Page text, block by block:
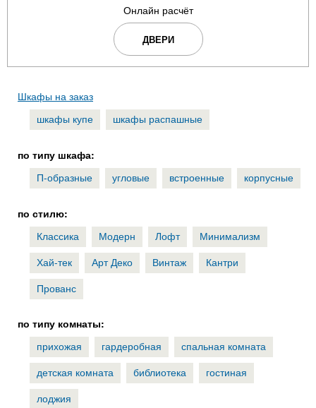
Онлайн расчёт
ДВЕРИ
Шкафы на заказ
шкафы купе
шкафы распашные
по типу шкафа:
П-образные
угловые встроенные корпусные
по стилю:
Классика
Модерн Лофт
Минимализм
Хай-тек
Арт Деко Винтаж
Кантри
Прованс
по типу комнаты:
прихожая
гардеробная
спальная комната
детская комната
библиотека
гостиная
лоджия